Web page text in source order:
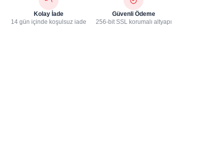
Kolay İade
14 gün içinde koşulsuz iade
Güvenli Ödeme
256-bit SSL korumalı altyapı